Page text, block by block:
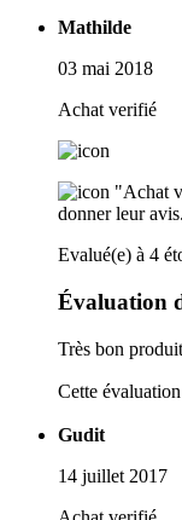
Mathilde
03 mai 2018
Achat verifié
"Achat
donner leur avis.
Evalué(e) à 4
Évaluation
Très bon
Cette
Gudit
14 juillet 2017